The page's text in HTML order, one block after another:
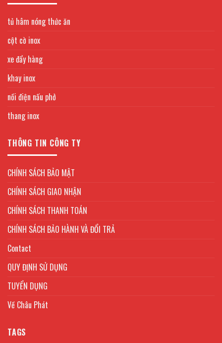
tủ hâm nóng thức ăn
cột cờ inox
xe đẩy hàng
khay inox
nồi điện nấu phở
thang inox
THÔNG TIN CÔNG TY
CHÍNH SÁCH BẢO MẬT
CHÍNH SÁCH GIAO NHẬN
CHÍNH SÁCH THANH TOÁN
CHÍNH SÁCH BẢO HÀNH VÀ ĐỔI TRẢ
Contact
QUY ĐỊNH SỬ DỤNG
TUYỂN DỤNG
Về Châu Phát
TAGS